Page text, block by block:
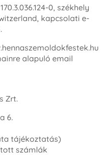
0, székhely
kapcsolati e-
alapuló email
Zrt.
6.
tájékoztatás)
számlák